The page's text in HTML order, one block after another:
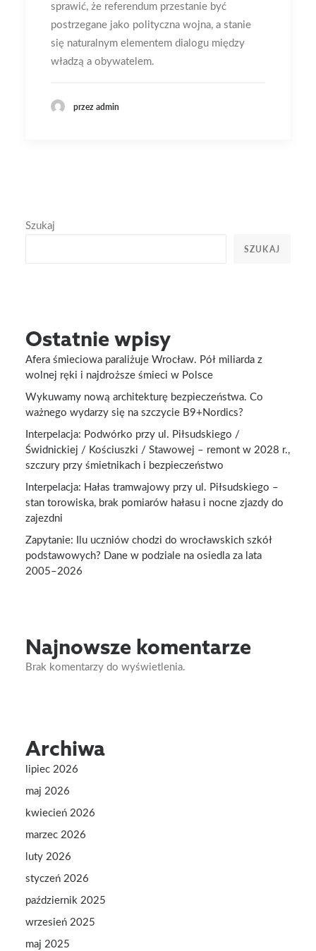
sprawić, że referendum przestanie być
postrzegane jako polityczna wojna, a stanie
się naturalnym elementem dialogu między
władzą a obywatelem.
przez admin
Szukaj
SZUKAJ
Ostatnie wpisy
Afera śmieciowa paraliżuje Wrocław. Pół miliarda z
wolnej ręki i najdroższe śmieci w Polsce
Wykuwamy nową architekturę bezpieczeństwa. Co
ważnego wydarzy się na szczycie B9+Nordics?
Interpelacja: Podwórko przy ul. Piłsudskiego /
Świdnickiej / Kościuszki / Stawowej – remont w 2028 r.,
szczury przy śmietnikach i bezpieczeństwo
Interpelacja: Hałas tramwajowy przy ul. Piłsudskiego –
stan torowiska, brak pomiarów hałasu i nocne zjazdy do
zajezdni
Zapytanie: Ilu uczniów chodzi do wrocławskich szkół
podstawowych? Dane w podziale na osiedla za lata
2005–2026
Najnowsze komentarze
Brak komentarzy do wyświetlenia.
Archiwa
lipiec 2026
maj 2026
kwiecień 2026
marzec 2026
luty 2026
styczeń 2026
październik 2025
wrzesień 2025
maj 2025